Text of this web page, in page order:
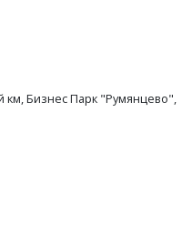
км, Бизнес Парк "Румянцево",